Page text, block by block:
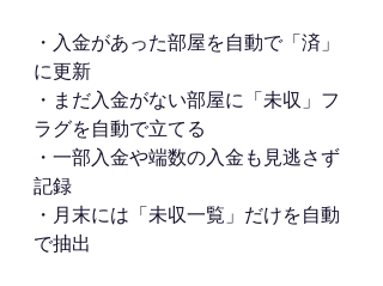
・入金があった部屋を自動で「済」
に更新
・まだ入金がない部屋に「未収」フ
ラグを自動で立てる
・一部入金や端数の入金も見逃さず
記録
・月末には「未収一覧」だけを自動
で抽出